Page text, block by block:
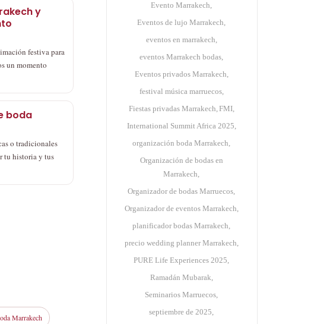
y
festiva para
un momento
boda
o tradicionales
tu historia y tus
Marrakech
Evento Marrakech
Eventos de lujo Marrakech
eventos en marrakech
eventos Marrakech bodas
Eventos privados Marrakech
festival música marruecos
Fiestas privadas Marrakech FMI
International Summit Africa 2025
organización boda Marrakech
Organización de bodas en
Marrakech
Organizador de bodas Marruecos
Organizador de eventos Marrakech
planificador bodas Marrakech
precio wedding planner Marrakech
PURE Life Experiences 2025
Ramadán Mubarak
Seminarios Marruecos
septiembre de 2025